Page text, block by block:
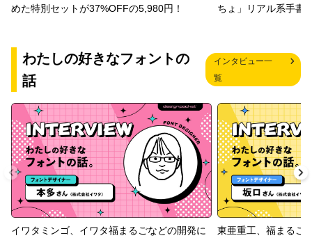
めた特別セットが37%OFFの5,980円！
ちょ」リアル系手書
わたしの好きなフォントの
話
インタビュー一
覧
イワタミンゴ、イワタ福まるごなどの開発に
東亜重工、福まるご